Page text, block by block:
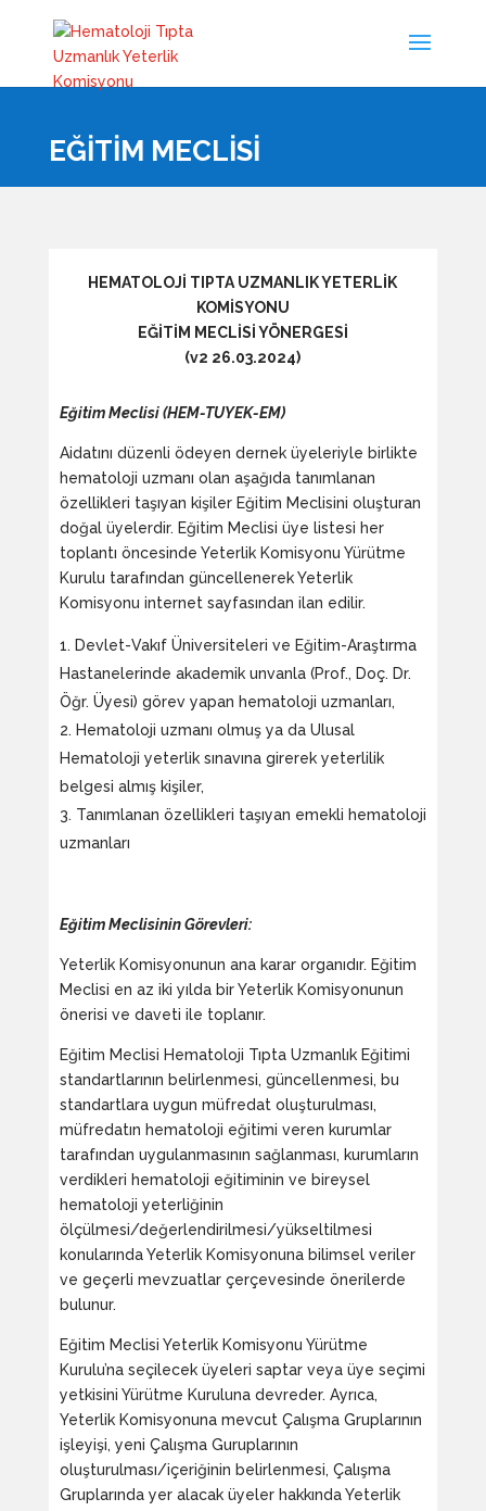
EĞITIM MECLISI
HEMATOLOJİ TIPTA UZMANLIK YETERLİK
KOMİSYONU
EĞİTİM MECLİSİ YÖNERGESİ
(v2 26.03.2024)
Eğitim Meclisi (HEM-TUYEK-EM)
Aidatını düzenli ödeyen dernek üyeleriyle birlikte
hematoloji uzmanı olan aşağıda tanımlanan
özellikleri taşıyan kişiler Eğitim Meclisini oluşturan
doğal üyelerdir. Eğitim Meclisi üye listesi her
toplantı öncesinde Yeterlik Komisyonu Yürütme
Kurulu tarafından güncellenerek Yeterlik
Komisyonu internet sayfasından ilan edilir.
Devlet-Vakıf Üniversiteleri ve Eğitim-Araştırma
Hastanelerinde akademik unvanla (Prof., Doç. Dr.
Öğr. Üyesi) görev yapan hematoloji uzmanları,
Hematoloji uzmanı olmuş ya da Ulusal
Hematoloji yeterlik sınavına girerek yeterlilik
belgesi almış kişiler,
Tanımlanan özellikleri taşıyan emekli hematoloji
uzmanları
Eğitim Meclisinin Görevleri:
Yeterlik Komisyonunun ana karar organıdır. Eğitim
Meclisi en az iki yılda bir Yeterlik Komisyonunun
önerisi ve daveti ile toplanır.
Eğitim Meclisi Hematoloji Tıpta Uzmanlık Eğitimi
standartlarının belirlenmesi, güncellenmesi, bu
standartlara uygun müfredat oluşturulması,
müfredatın hematoloji eğitimi veren kurumlar
tarafından uygulanmasının sağlanması, kurumların
verdikleri hematoloji eğitiminin ve bireysel
hematoloji yeterliğinin
ölçülmesi/değerlendirilmesi/yükseltilmesi
konularında Yeterlik Komisyonuna bilimsel veriler
ve geçerli mevzuatlar çerçevesinde önerilerde
bulunur.
Eğitim Meclisi Yeterlik Komisyonu Yürütme
Kurulu’na seçilecek üyeleri saptar veya üye seçimi
yetkisini Yürütme Kuruluna devreder. Ayrıca,
Yeterlik Komisyonuna mevcut Çalışma Gruplarının
işleyişi, yeni Çalışma Guruplarının
oluşturulması/içeriğinin belirlenmesi, Çalışma
Gruplarında yer alacak üyeler hakkında Yeterlik